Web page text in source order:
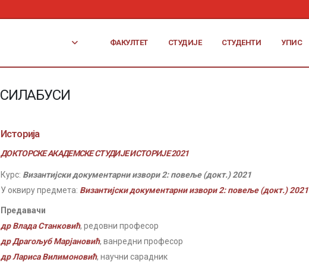
ФАКУЛТЕТ СТУДИЈЕ СТУДЕНТИ УПИС
СИЛАБУСИ
Историја
ДОКТОРСКЕ АКАДЕМСКЕ СТУДИЈЕ ИСТОРИЈЕ 2021
Курс: Византијски документарни извори 2: повеље (докт.) 2021
У оквиру предмета: Византијски документарни извори 2: повеље (докт.) 2021
Предавачи
др Влада Станковић, редовни професор
др Драгољуб Марјановић, ванредни професор
др Лариса Вилимоновић, научни сарадник